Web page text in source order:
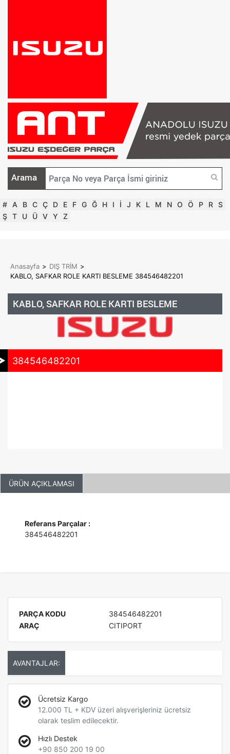
Arama
# A B C Ç D E F G Ğ H I İ J K L M N O Ö P R S
Ş T U Ü V Y Z
Anasayfa > DIŞ TRİM >
KABLO, SAFKAR ROLE KARTI BESLEME 384546482201
KABLO, SAFKAR ROLE KARTI BESLEME
384546482201
ÜRÜN AÇIKLAMASI
Referans Parçalar :
384546482201
PARÇA KODU
384546482201
ARAÇ
CITIPORT
AVANTAJLAR:
Ücretsiz Kargo
12.000 TL + KDV üzeri alışverişleriniz ücretsiz
olarak teslim edilecektir.
Hızlı Destek
+90 850 200 19 00